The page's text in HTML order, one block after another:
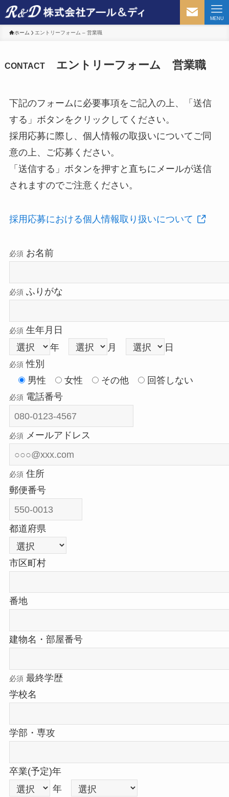
MENU
ホーム エントリーフォーム – 営業職
CONTACTエントリーフォーム 営業職
下記のフォームに必要事項をご記入の上、「送信
する」ボタンをクリックしてください。
採用応募に際し、個人情報の取扱いについてご同
意の上、ご応募ください。
「送信する」ボタンを押すと直ちにメールが送信
されますのでご注意ください。
採用応募における個人情報取り扱いについて
必須お名前
必須ふりがな
必須生年月日
年
月 日
必須性別
男性
女性 その他 回答しない
必須電話番号
必須メールアドレス
必須住所
郵便番号
都道府県
市区町村
番地
建物名・部屋番号
必須最終学歴
学校名
学部・専攻
卒業(予定)年
年